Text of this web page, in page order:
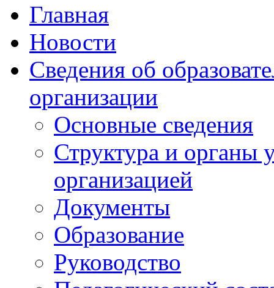
Главная
Новости
Сведения об
организации
Основные сведения
Структура и органы
организацией
Документы
Образование
Руководство